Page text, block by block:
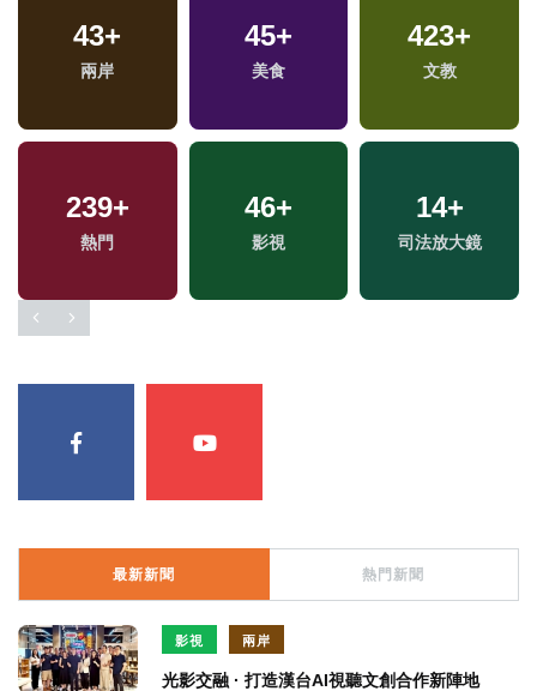
43+
兩岸
45+
美食
423+
文教
239+
熱門
46+
影視
14+
司法放大鏡
313+
財經及消費
8+
海峽論壇專區
24+
兩岸道教文化交流專
1+
福建林公信俗文化專
175+
藝文
10+
2024總統大選
最新新聞 熱門新聞
影視 兩岸
光影交融 · 打造漢台AI視聽文創合作新陣地